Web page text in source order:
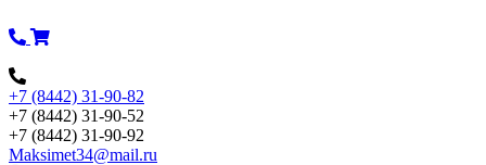
к
+7 (8442) 31-90-82
+7 (8442) 31-90-52
+7 (8442) 31-90-92
Maksimet34@mail.ru